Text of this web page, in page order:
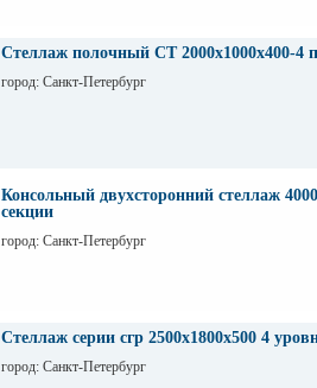
Стеллаж полочный СТ 2000х1000х400-4
город: Санкт-Петербург
Консольный двухсторонний стеллаж
секции
город: Санкт-Петербург
Стеллаж серии сгр 2500х1800х500 4
город: Санкт-Петербург